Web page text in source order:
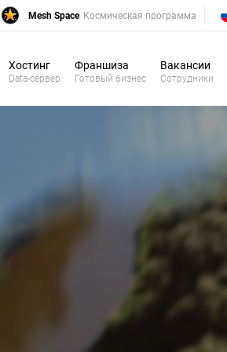
Mesh Space Космическая программа
Хостинг
Data-сервер
Франшиза
Готовый бизнес
Вакансии
Сотрудники